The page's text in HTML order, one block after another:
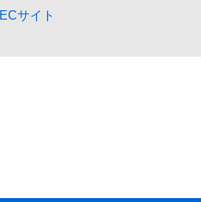
ECサイト